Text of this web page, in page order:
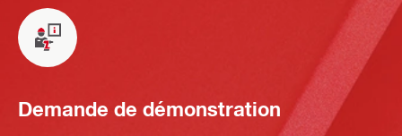
Demande de démonstration